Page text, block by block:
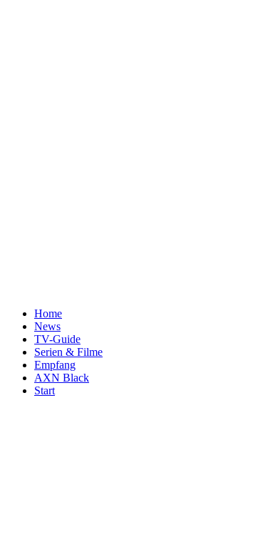
Home
News
TV-Guide
Serien & Filme
Empfang
AXN Black
Start